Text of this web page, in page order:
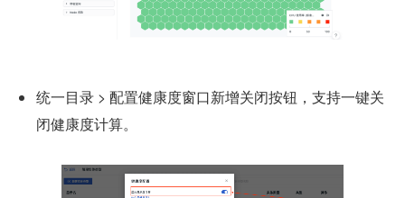
统一目录 > 配置健康度窗口新增关闭按钮，支持一键关
闭健康度计算。